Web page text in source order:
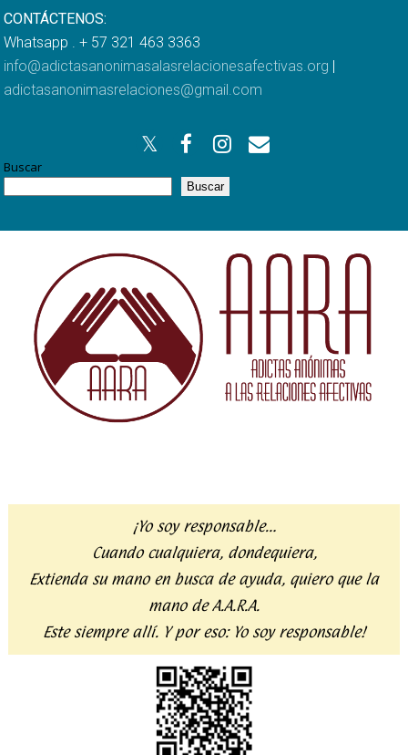
CONTÁCTENOS:
Whatsapp . + 57 321 463 3363
info@adictasanonimasalasrelacionesafectivas.org |
adictasanonimasrelaciones@gmail.com
Buscar
Buscar
¡Yo soy responsable…
Cuando cualquiera, dondequiera,
Extienda su mano en busca de ayuda, quiero que la
mano de A.A.R.A.
Este siempre allí. Y por eso: Yo soy responsable!